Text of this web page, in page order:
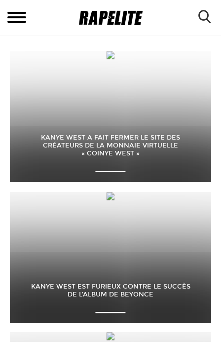
KANYE WEST A FAIT FERMER LE SITE DES
CRÉATEURS DE LA MONNAIE VIRTUELLE
« COINYE WEST »
KANYE WEST EST FURIEUX CONTRE LE SUCCÈS
DE L’ALBUM DE BEYONCE